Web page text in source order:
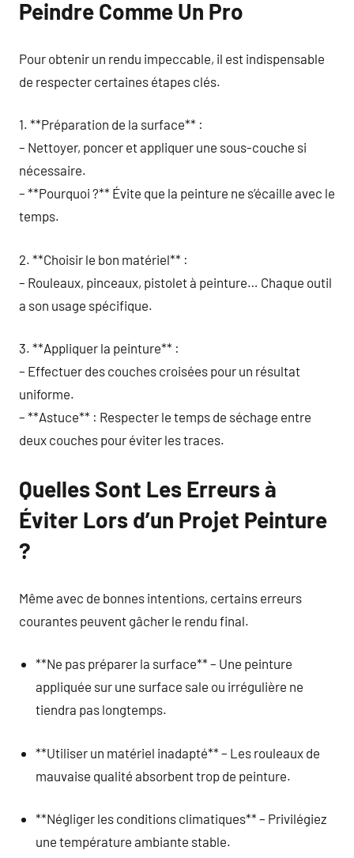
Peindre Comme Un Pro
Pour obtenir un rendu impeccable, il est indispensable
de respecter certaines étapes clés.
1. **Préparation de la surface** :
– Nettoyer, poncer et appliquer une sous-couche si
nécessaire.
– **Pourquoi ?** Évite que la peinture ne s’écaille avec le
temps.
2. **Choisir le bon matériel** :
– Rouleaux, pinceaux, pistolet à peinture… Chaque outil
a son usage spécifique.
3. **Appliquer la peinture** :
– Effectuer des couches croisées pour un résultat
uniforme.
– **Astuce** : Respecter le temps de séchage entre
deux couches pour éviter les traces.
Quelles Sont Les Erreurs à
Éviter Lors d’un Projet Peinture
?
Même avec de bonnes intentions, certains erreurs
courantes peuvent gâcher le rendu final.
**Ne pas préparer la surface** – Une peinture
appliquée sur une surface sale ou irrégulière ne
tiendra pas longtemps.
**Utiliser un matériel inadapté** – Les rouleaux de
mauvaise qualité absorbent trop de peinture.
**Négliger les conditions climatiques** – Privilégiez
une température ambiante stable.